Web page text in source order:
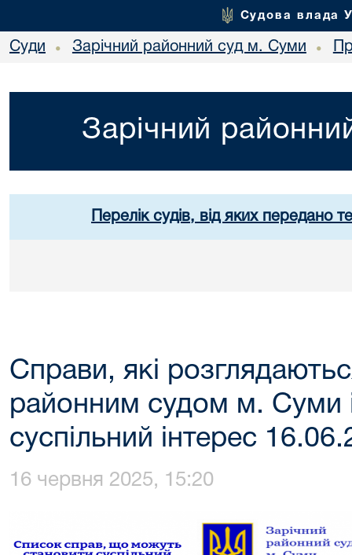
Судова влада
Суди • Зарічний районний суд м. Суми •
Зарічний
Перелік судів, від яких передано
Справи, які
районним судом м. Суми
суспільний інтерес
16 червня 2025, 15:20